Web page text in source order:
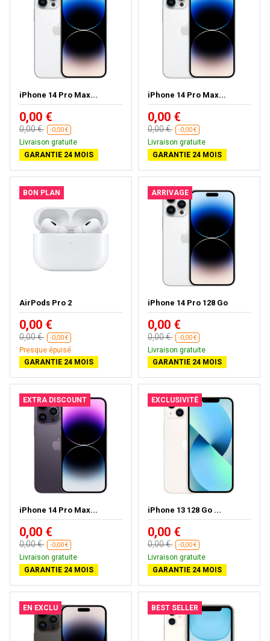
iPhone 14 Pro Max...
0,00 €
0,00 € -0,00 €
Livraison gratuite
GARANTIE 24 MOIS
iPhone 14 Pro Max...
0,00 €
0,00 € -0,00 €
Livraison gratuite
GARANTIE 24 MOIS
BON PLAN
AirPods Pro 2
0,00 €
0,00 € -0,00 €
Presque épuisé
GARANTIE 24 MOIS
ARRIVAGE
iPhone 14 Pro 128 Go
0,00 €
0,00 € -0,00 €
Livraison gratuite
GARANTIE 24 MOIS
EXTRA DISCOUNT
iPhone 14 Pro Max...
0,00 €
0,00 € -0,00 €
Livraison gratuite
GARANTIE 24 MOIS
EXCLUSIVITÉ
iPhone 13 128 Go ...
0,00 €
0,00 € -0,00 €
Livraison gratuite
GARANTIE 24 MOIS
EN EXCLU BEST SELLER